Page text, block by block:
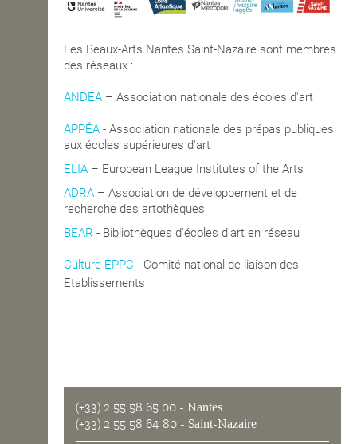
Les Beaux-Arts Nantes Saint-Nazaire sont membres
des réseaux :
ANDEA – Association nationale des écoles d'art
APPÉA - Association nationale des prépas publiques
aux écoles supérieures d'art
ELIA – European League Institutes of the Arts
ADRA – Association de développement et de
recherche des artothèques
BEAR - Bibliothèques d'écoles d'art en réseau
Culture EPPC - Comité national de liaison des
Etablissements
(+33) 2 55 58 65 00 - Nantes
(+33) 2 55 58 64 80 - Saint-Nazaire